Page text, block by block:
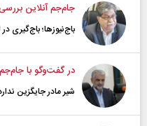
جام‌جم آنلاین
باج‌نیوزها؛ باج‌گیری
در گفت‌و‌گو با
شیر مادر جایگزین